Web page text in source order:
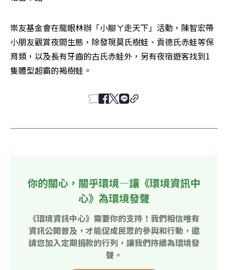
崇友基金會在龍眼林辦「小腳ㄚ走天下」活動，陳智宏帶
小朋友觀賞夜間生態，除發現莫氏樹蛙、貢德氏赤蛙等保
育類，以及長有牙齒的古氏赤蛙外，另有夜宿遊客找到1
隻體型超霸的褐樹蛙。
你的關心，關乎環境—讓《環境資訊中
心》為環境發聲
《環境資訊中心》需要你的支持！我們相信唯有
資訊公開普及，才能促成民眾的參與和行動，邀
請您加入定期捐款的行列，讓我們持續為環境發
聲。